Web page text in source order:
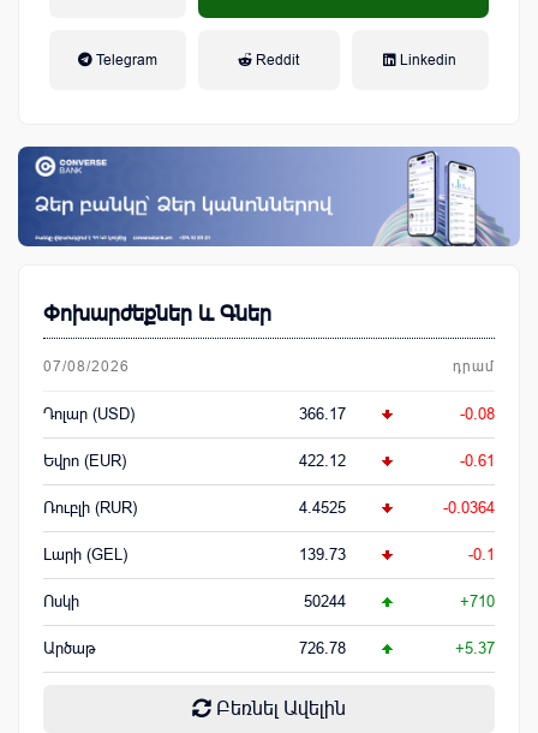
Telegram Reddit Linkedin
Փոխարժեքներ և Գներ
07/08/2026 դրամ
Դոլար (USD) 366.17 -0.08
Եվրո (EUR) 422.12 -0.61
Ռուբլի (RUR) 4.4525 -0.0364
Լարի (GEL) 139.73 -0.1
Ոսկի 50244 +710
Արծաթ 726.78 +5.37
Բեռնել Ավելին